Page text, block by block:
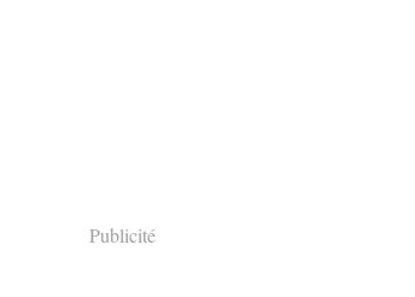
Publicité